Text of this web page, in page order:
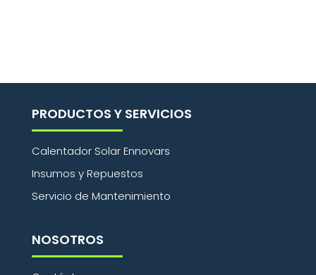
PRODUCTOS Y SERVICIOS
Calentador Solar Ennovars
Insumos y Repuestos
Servicio de Mantenimiento
NOSOTROS